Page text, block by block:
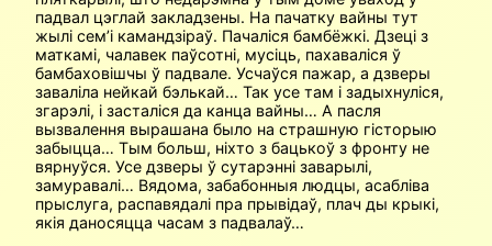
падвал цэглай закла­дзены. На пачатку вайны тут
жылі сем’і камандзіраў. Пачаліся бамбёжкі. Дзеці з
маткамі, чалавек паўсотні, мусіць, пахаваліся ў
бамбаховішчы ў падвале. Усчаўся пажар, а дзверы
заваліла нейкай бэлькай… Так усе там і задыхнуліся,
згарэлі, і засталіся да канца вайны… А пасля
вызвалення вырашана было на страшную гісторыю
забыцца… Тым больш, ніхто з баць­коў з фронту не
вярнуўся. Усе дзверы ў сутарэнні заварылі,
замуравалі… Вядома, забабонныя людцы, асабліва
прыслуга, распавядалі пра прывідаў, плач ды крыкі,
якія даносяцца часам з падвалаў…